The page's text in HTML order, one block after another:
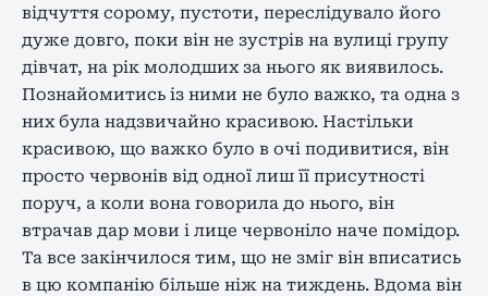
відчуття сорому, пустоти, переслідувало його
дуже довго, поки він не зустрів на вулиці групу
дівчат, на рік молодших за нього як виявилось.
Познайомитись із ними не було важко, та одна з
них була надзвичайно красивою. Настільки
красивою, що важко було в очі подивитися, він
просто червонів від одної лиш її присутності
поруч, а коли вона говорила до нього, він
втрачав дар мови і лице червоніло наче помідор.
Та все закінчилося тим, що не зміг він вписатись
в цю компанію більше ніж на тиждень. Вдома він